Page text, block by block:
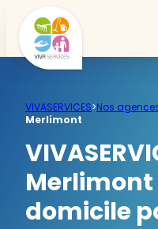
VIVASERVICES>Nos
Merlimont
Merlimont
domicile